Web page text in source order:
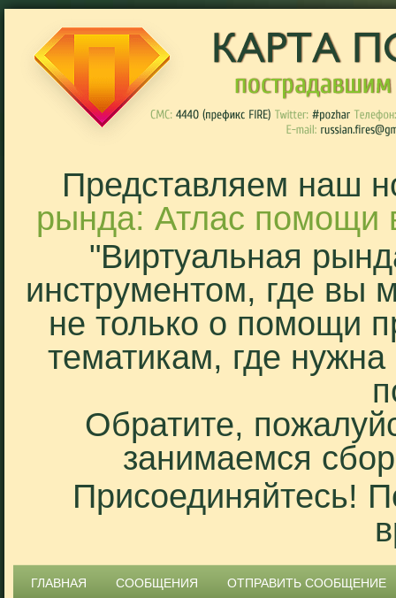
Представляем наш
рында: Атлас помощи
"Виртуальная
инструментом, где вы
не только о помощи
тематикам, где
Обратите,
занимаемся
Присоединяйтесь!
ГЛАВНАЯ СООБЩЕНИЯ
ОТПРАВИТЬ СООБЩЕНИЕ